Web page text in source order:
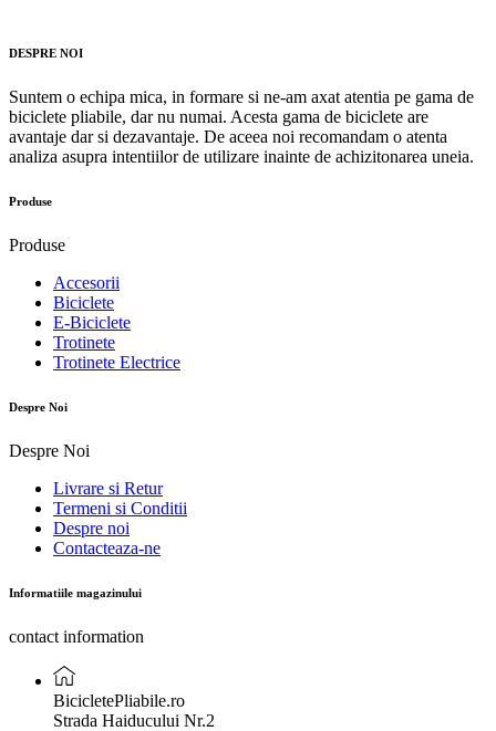
DESPRE NOI
Suntem o echipa mica, in formare si ne-am axat atentia pe gama de
biciclete pliabile, dar nu numai. Acesta gama de biciclete are
avantaje dar si dezavantaje. De aceea noi recomandam o atenta
analiza asupra intentiilor de utilizare inainte de achizitonarea uneia.
Produse
Produse
Accesorii
Biciclete
E-Biciclete
Trotinete
Trotinete Electrice
Despre Noi
Despre Noi
Livrare si Retur
Termeni si Conditii
Despre noi
Contacteaza-ne
Informatiile magazinului
contact information
BicicletePliabile.ro
Strada Haiducului Nr.2